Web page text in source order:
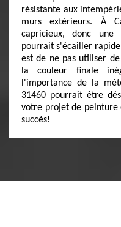
résistante aux
murs extérieurs. À
capricieux, donc une
pourrait s'écailler
est de ne pas utiliser
la couleur finale
l'importance de la
31460 pourrait être
votre projet de
succès!